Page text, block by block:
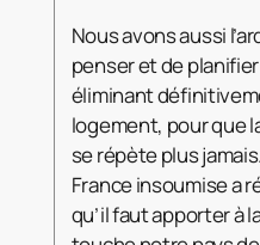
Nous avons aussi
penser et de
éliminant
logement, pour que
se répète plus
France insoumise a
qu’il faut apporter à